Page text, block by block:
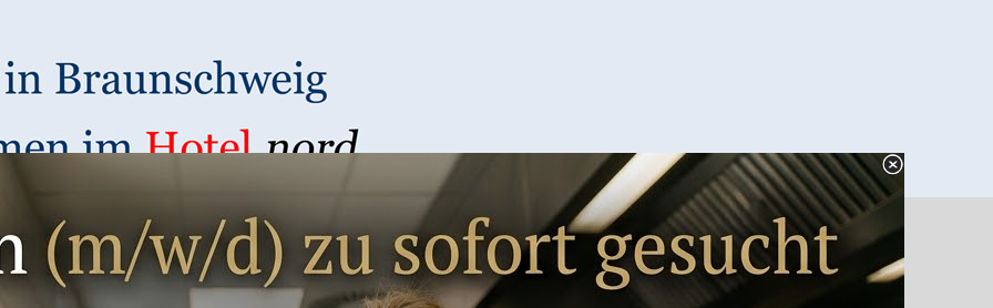
▼
Saison +++ Veranstaltungen +++